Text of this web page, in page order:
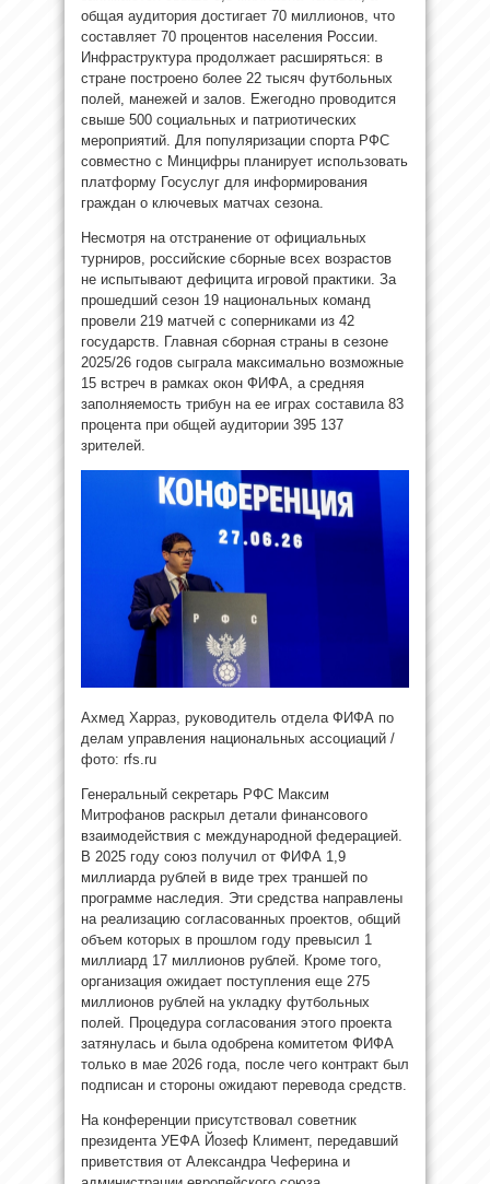
общая аудитория достигает 70 миллионов, что
составляет 70 процентов населения России.
Инфраструктура продолжает расширяться: в
стране построено более 22 тысяч футбольных
полей, манежей и залов. Ежегодно проводится
свыше 500 социальных и патриотических
мероприятий. Для популяризации спорта РФС
совместно с Минцифры планирует использовать
платформу Госуслуг для информирования
граждан о ключевых матчах сезона.
Несмотря на отстранение от официальных
турниров, российские сборные всех возрастов
не испытывают дефицита игровой практики. За
прошедший сезон 19 национальных команд
провели 219 матчей с соперниками из 42
государств. Главная сборная страны в сезоне
2025/26 годов сыграла максимально возможные
15 встреч в рамках окон ФИФА, а средняя
заполняемость трибун на ее играх составила 83
процента при общей аудитории 395 137
зрителей.
Ахмед Харраз, руководитель отдела ФИФА по
делам управления национальных ассоциаций /
фото: rfs.ru
Генеральный секретарь РФС Максим
Митрофанов раскрыл детали финансового
взаимодействия с международной федерацией.
В 2025 году союз получил от ФИФА 1,9
миллиарда рублей в виде трех траншей по
программе наследия. Эти средства направлены
на реализацию согласованных проектов, общий
объем которых в прошлом году превысил 1
миллиард 17 миллионов рублей. Кроме того,
организация ожидает поступления еще 275
миллионов рублей на укладку футбольных
полей. Процедура согласования этого проекта
затянулась и была одобрена комитетом ФИФА
только в мае 2026 года, после чего контракт был
подписан и стороны ожидают перевода средств.
На конференции присутствовал советник
президента УЕФА Йозеф Климент, передавший
приветствия от Александра Чеферина и